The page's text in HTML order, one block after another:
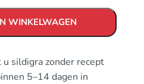
WINKELWAGEN
u sildigra zonder recept
5–14 dagen in